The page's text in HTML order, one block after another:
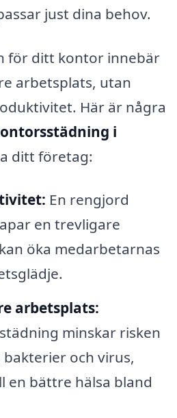
just dina behov.
för ditt kontor innebär
arbetsplats, utan
Här är några
i
ditt företag:
En rengjord
en trevligare
öka medarbetarnas
arbetsplats:
minskar risken
och virus,
en bättre hälsa bland